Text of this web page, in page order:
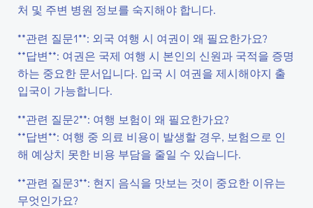
처 및 주변 병원 정보를 숙지해야 합니다.
**관련 질문1**: 외국 여행 시 여권이 왜 필요한가요?
**답변**: 여권은 국제 여행 시 본인의 신원과 국적을 증명
하는 중요한 문서입니다. 입국 시 여권을 제시해야지 출
입국이 가능합니다.
**관련 질문2**: 여행 보험이 왜 필요한가요?
**답변**: 여행 중 의료 비용이 발생할 경우, 보험으로 인
해 예상치 못한 비용 부담을 줄일 수 있습니다.
**관련 질문3**: 현지 음식을 맛보는 것이 중요한 이유는
무엇인가요?